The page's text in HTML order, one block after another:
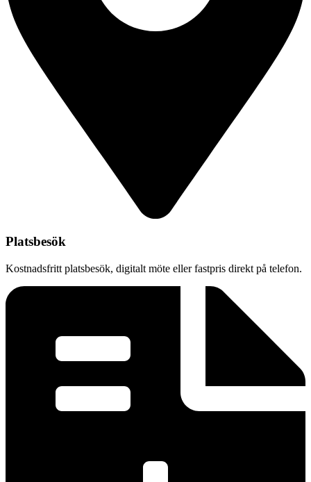
Platsbesök
Kostnadsfritt platsbesök, digitalt möte eller fastpris direkt på telefon.